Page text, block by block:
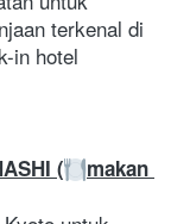
terkenal di
in hotel
(
makan